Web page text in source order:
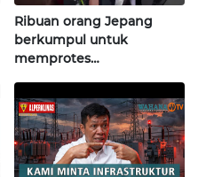
Ribuan orang Jepang
berkumpul untuk
memprotes
pertama di Fujisawa